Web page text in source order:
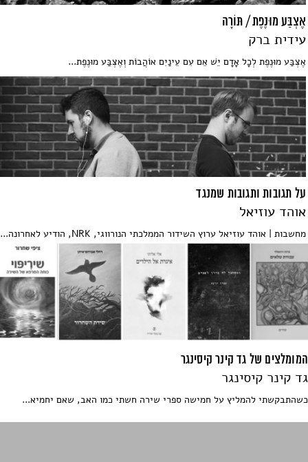
אֶצְבַּע מוּנֶפֶת / תּוֹרָה
עידית ברק
אֶצְבַּע מוּנֶפֶת לְכָל אָדָם יֵשׁ אֵם עִם עֵינַיִם אוֹהֲבוֹת וְאֶצְבַּע מוּנֶפֶת...
על תגובות ותגובות שמנגד
אוהד עוזיאל
מחשבות | אוהד עוזיאל ערוץ השידור הממלכתי הנורווגי, NRK, הודיע לאחרונה...
המומלצים של גד קינר קיסינגר
גד קינר קיסינגר
כשהתבקשתי להמליץ על חמישה ספרי שירה חשתי כמו האב, שאם יחמיא...